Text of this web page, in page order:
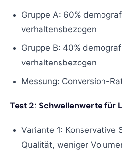
Gruppe A: 60%
verhaltensbezogen
Gruppe B: 40%
verhaltensbezogen
Messung: Conversion-
Test 2: Schwellenwerte für
Variante 1: Konservative
Qualität, weniger